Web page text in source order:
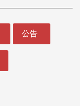
公告